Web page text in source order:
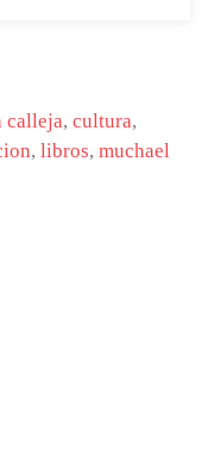
calleja, cultura,
, libros, muchael